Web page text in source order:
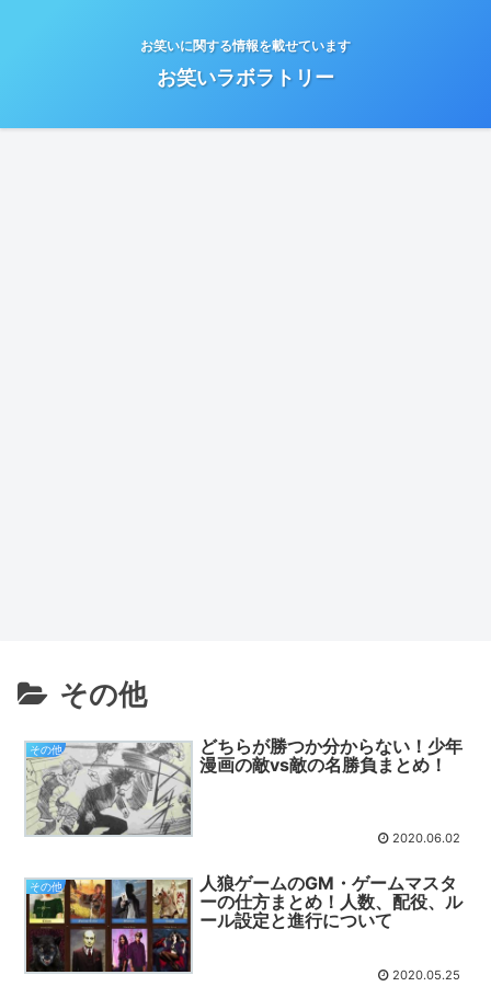
お笑いに関する情報を載せています
お笑いラボラトリー
その他
その他
どちらが勝つか分からない！少年
漫画の敵vs敵の名勝負まとめ！
2020.06.02
その他
人狼ゲームのGM・ゲームマスタ
ーの仕方まとめ！人数、配役、ル
ール設定と進行について
2020.05.25